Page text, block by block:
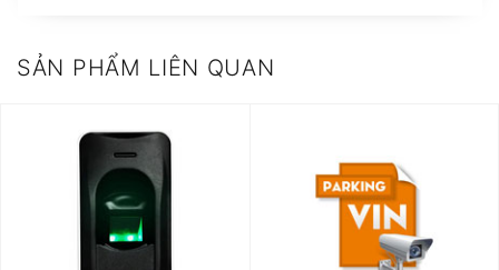
SẢN PHẨM LIÊN QUAN